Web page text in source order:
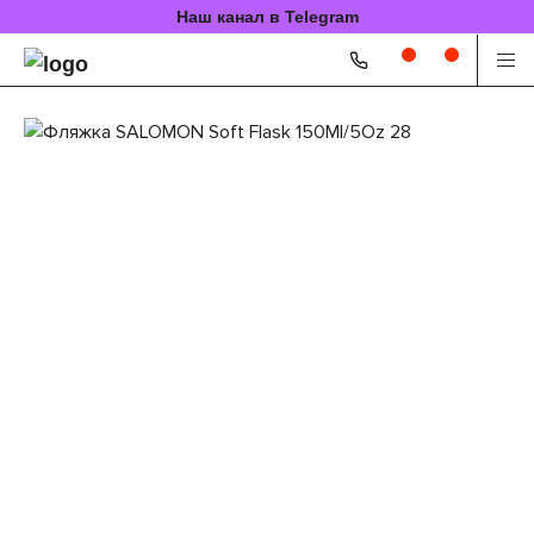
Наш канал в Telegram